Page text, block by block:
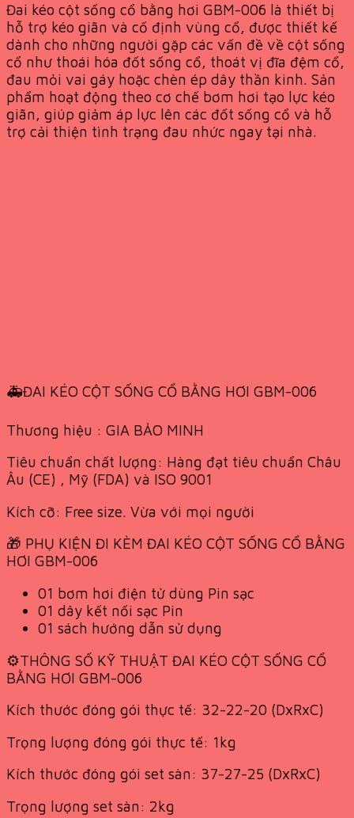
Đai kéo cột sống cổ bằng hơi GBM-006 là thiết bị
hỗ trợ kéo giãn và cố định vùng cổ, được thiết kế
dành cho những người gặp các vấn đề về cột sống
cổ như thoái hóa đốt sống cổ, thoát vị đĩa đệm cổ,
đau mỏi vai gáy hoặc chèn ép dây thần kinh. Sản
phẩm hoạt động theo cơ chế bơm hơi tạo lực kéo
giãn, giúp giảm áp lực lên các đốt sống cổ và hỗ
trợ cải thiện tình trạng đau nhức ngay tại nhà.
🚑ĐAI KÉO CỘT SỐNG CỔ BẰNG HƠI GBM-006
Thương hiệu : GIA BẢO MINH
Tiêu chuẩn chất lượng: Hàng đạt tiêu chuẩn Châu
Âu (CE) , Mỹ (FDA) và ISO 9001
Kích cỡ: Free size. Vừa với mọi người
🎁 PHỤ KIỆN ĐI KÈM ĐAI KÉO CỘT SỐNG CỔ BẰNG
HƠI GBM-006
01 bơm hơi điện tử dùng Pin sạc
01 dây kết nối sạc Pin
01 sách hướng dẫn sử dụng
⚙️THÔNG SỐ KỸ THUẬT ĐAI KÉO CỘT SỐNG CỔ
BẰNG HƠI GBM-006
Kích thước đóng gói thực tế: 32-22-20 (DxRxC)
Trọng lượng đóng gói thực tế: 1kg
Kích thước đóng gói set sàn: 37-27-25 (DxRxC)
Trọng lượng set sàn: 2kg